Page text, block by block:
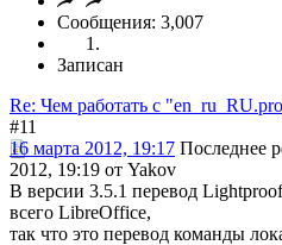
Сообщения: 3,007
Записан
Re: Чем работать с
#11
16 марта 2012, 19:17 Последнее
2012, 19:19 от Yakov
В версии 3.5.1 перевод
всего LibreOffice,
так что это перевод команды